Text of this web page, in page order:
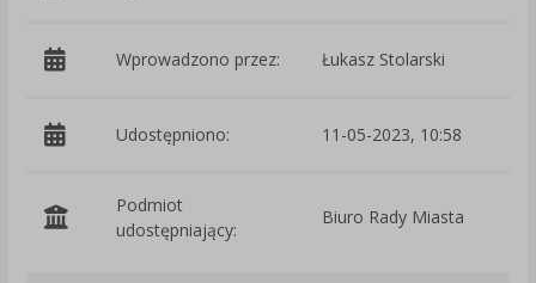
Wprowadzono przez: Łukasz Stolarski
Udostępniono: 11-05-2023, 10:58
Podmiot
udostępniający:
Biuro Rady Miasta